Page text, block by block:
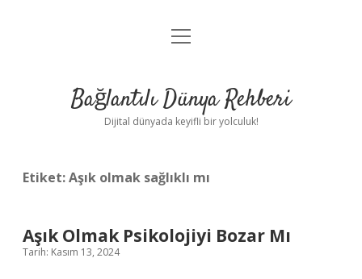
Anasayfa
Yasal Uyarı
menüyü
Bağlantılı Dünya Rehberi
Dijital dünyada keyifli bir yolculuk!
Etiket:Aşık olmak sağlıklı mı
Aşık Olmak Psikolojiyi Bozar Mı
Tarih: Kasım 13, 2024